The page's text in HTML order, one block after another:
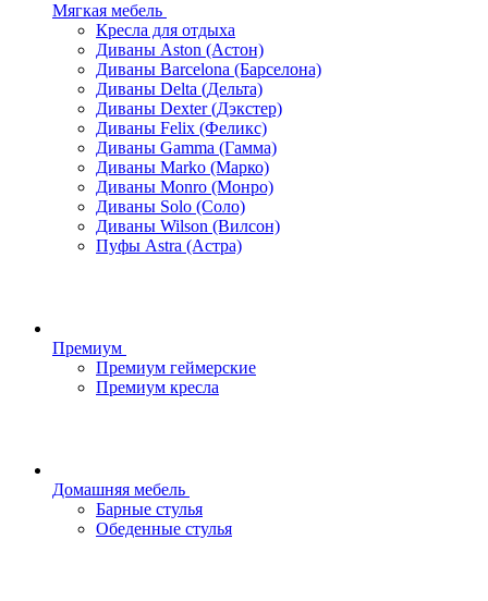
Мягкая мебель
Кресла для отдыха
Диваны Aston (Астон)
Диваны Barcelona (Барселона)
Диваны Delta (Дельта)
Диваны Dexter (Дэкстер)
Диваны Felix (Феликс)
Диваны Gamma (Гамма)
Диваны Marko (Марко)
Диваны Monro (Монро)
Диваны Solo (Соло)
Диваны Wilson (Вилсон)
Пуфы Astra (Астра)
Премиум
Премиум геймерские
Премиум кресла
Домашняя мебель
Барные стулья
Обеденные стулья